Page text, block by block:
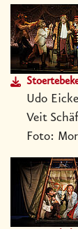
Udo
Veit
Foto: